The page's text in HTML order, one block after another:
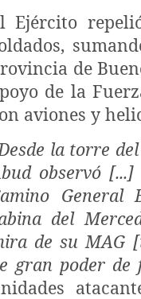
Ejército
de
de la
aviones y
la torre
observó
General
del
de su MAG
gran poder de